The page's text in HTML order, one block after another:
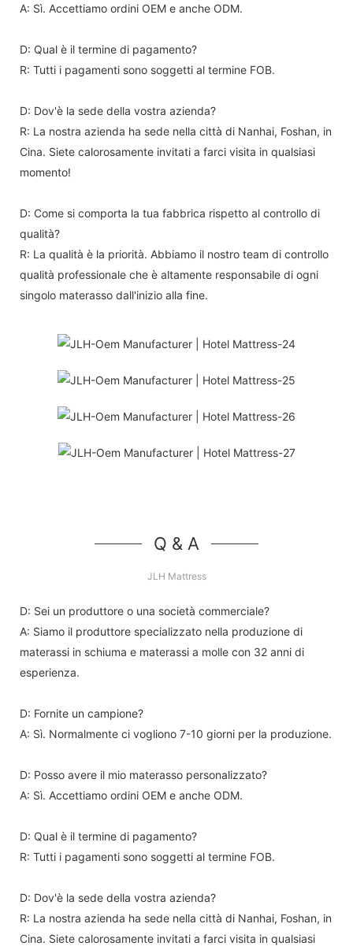
A: Sì. Accettiamo ordini OEM e anche ODM.
D: Qual è il termine di pagamento?
R: Tutti i pagamenti sono soggetti al termine FOB.
D: Dov'è la sede della vostra azienda?
R: La nostra azienda ha sede nella città di Nanhai, Foshan, in
Cina. Siete calorosamente invitati a farci visita in qualsiasi
momento!
D: Come si comporta la tua fabbrica rispetto al controllo di
qualità?
R: La qualità è la priorità. Abbiamo il nostro team di controllo
qualità professionale che è altamente responsabile di ogni
singolo materasso dall'inizio alla fine.
Q & A
JLH Mattress
D: Sei un produttore o una società commerciale?
A: Siamo il produttore specializzato nella produzione di
materassi in schiuma e materassi a molle con 32 anni di
esperienza.
D: Fornite un campione?
A: Sì. Normalmente ci vogliono 7-10 giorni per la produzione.
D: Posso avere il mio materasso personalizzato?
A: Sì. Accettiamo ordini OEM e anche ODM.
D: Qual è il termine di pagamento?
R: Tutti i pagamenti sono soggetti al termine FOB.
D: Dov'è la sede della vostra azienda?
R: La nostra azienda ha sede nella città di Nanhai, Foshan, in
Cina. Siete calorosamente invitati a farci visita in qualsiasi